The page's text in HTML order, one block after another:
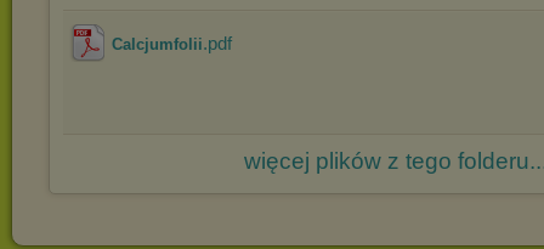
Calcjumfolii.pdf
więcej plików z tego